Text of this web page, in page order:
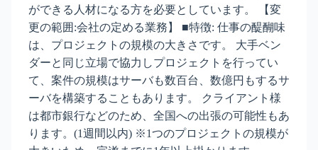
ができる人材になる方を必要としています。 【変
更の範囲:会社の定める業務】 ■特徴: 仕事の醍醐味
は、プロジェクトの規模の大きさです。 大手ベン
ダーと同じ立場で協力しプロジェクトを行ってい
て、案件の規模はサーバも数百台、数億円もするサ
ーバを構築することもあります。 クライアント様
は都市銀行などのため、全国への出張の可能性もあ
ります。(1週間以内) ※1つのプロジェクトの規模が